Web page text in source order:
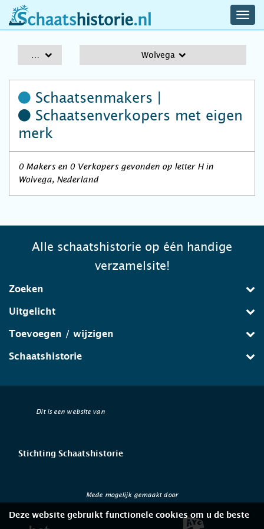
schaatshistorie.nl
Wolvega
Schaatsenmakers |
Schaatsenverkopers met eigen
merk
0 Makers en 0 Verkopers gevonden op letter H in
Wolvega, Nederland
Alle schaatshistorie op één handige
verzamelsite!
Zoeken
Uitgelicht
Toevoegen / wijzigen
Schaatshistorie
Dit is een website van
Stichting Schaatshistorie
Mede mogelijk gemaakt door
Deze website gebruikt functionele cookies om u de beste